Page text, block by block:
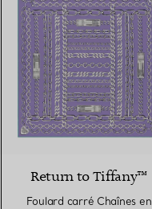
Return to Tiffany™
Foulard carré Chaînes en